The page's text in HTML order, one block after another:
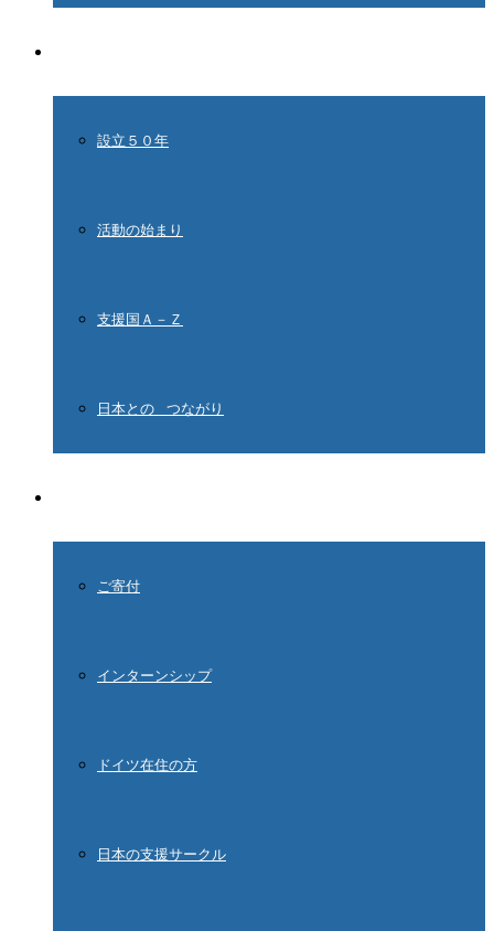
設立５０年
活動の始まり
支援国Ａ－Ｚ
日本との つながり
ご寄付
インターンシップ
ドイツ在住の方
日本の支援サークル